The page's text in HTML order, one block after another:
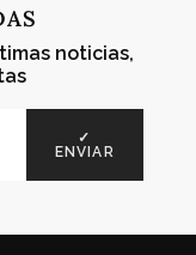
noticias,
✓
ENVIAR